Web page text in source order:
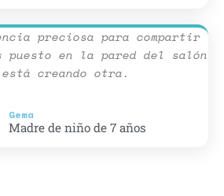
preciosa para compartir
puesto en la pared del salón
creando otra.
Gema
Madre de niño de 7 años